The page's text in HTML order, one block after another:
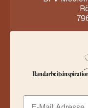
Email